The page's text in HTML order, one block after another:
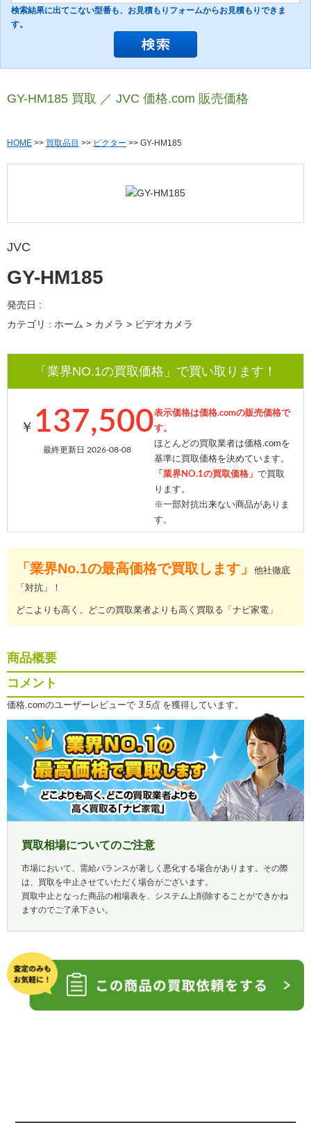
検索結果に出てこない型番も、お見積もりフォームからお見積もりできま
す。
GY-HM185 買取 ／ JVC 価格.com 販売価格
HOME >> 買取品目 >> ビクター >> GY-HM185
JVC
GY-HM185
発売日 :
カテゴリ : ホーム > カメラ > ビデオカメラ
「業界NO.1の買取価格」で買い取ります！
￥ 137,500
最終更新日 2026-08-08
表示価格は価格.comの販売価格で
す。
ほとんどの買取業者は価格.comを
基準に買取価格を決めています。
「業界NO.1の買取価格」 で買取
ります。
※一部対抗出来ない商品がありま
す。
「業界No.1の最高価格で買取します」
他社徹底
「対抗」！
どこよりも高く、どこの買取業者よりも高く買取る「ナビ家電」
商品概要
コメント
価格.comのユーザーレビューで 3.5点を獲得しています。
買取相場についてのご注意
市場において、需給バランスが著しく悪化する場合があります。その際
は、買取を中止させていただく場合がございます。
買取中止となった商品の相場表を、システム上削除することができかね
ますのでご了承下さい。